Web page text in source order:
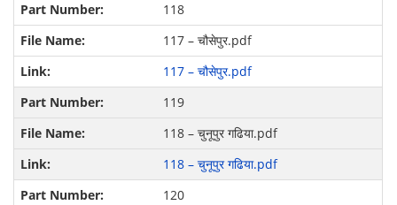
118
117 – चौसेपुर.pdf
117 – चौसेपुर.pdf
119
118 – चुनूपुर गढिया.pdf
118 – चुनूपुर गढिया.pdf
120